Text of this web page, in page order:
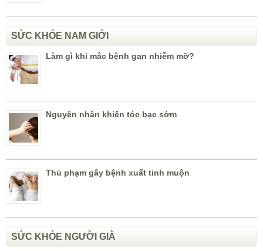
SỨC KHỎE NAM GIỚI
Làm gì khi mắc bệnh gan nhiễm mỡ?
Nguyên nhân khiến tóc bạc sớm
Thủ phạm gây bệnh xuất tinh muộn
SỨC KHỎE NGƯỜI GIÀ